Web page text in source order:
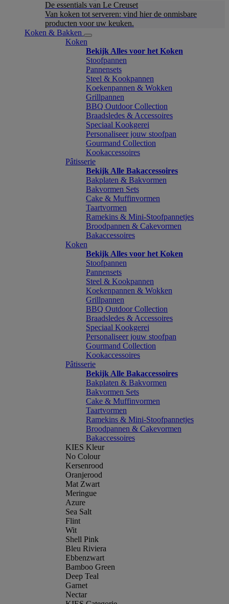
De essentials van Le Creuset
Van koken tot serveren: vind hier de onmisbare
producten voor uw keuken.
Koken & Bakken
Koken
Bekijk Alles voor het Koken
Stoofpannen
Pannensets
Steel & Kookpannen
Koekenpannen & Wokken
Grillpannen
BBQ Outdoor Collection
Braadsledes & Accessoires
Speciaal Kookgerei
Personaliseer jouw stoofpan
Gourmand Collection
Kookaccessoires
Pâtisserie
Bekijk Alle Bakaccessoires
Bakplaten & Bakvormen
Bakvormen Sets
Cake & Muffinvormen
Taartvormen
Ramekins & Mini-Stoofpannetjes
Broodpannen & Cakevormen
Bakaccessoires
Koken
Bekijk Alles voor het Koken
Stoofpannen
Pannensets
Steel & Kookpannen
Koekenpannen & Wokken
Grillpannen
BBQ Outdoor Collection
Braadsledes & Accessoires
Speciaal Kookgerei
Personaliseer jouw stoofpan
Gourmand Collection
Kookaccessoires
Pâtisserie
Bekijk Alle Bakaccessoires
Bakplaten & Bakvormen
Bakvormen Sets
Cake & Muffinvormen
Taartvormen
Ramekins & Mini-Stoofpannetjes
Broodpannen & Cakevormen
Bakaccessoires
KIES Kleur
No Colour
Kersenrood
Oranjerood
Mat Zwart
Meringue
Azure
Sea Salt
Flint
Wit
Shell Pink
Bleu Riviera
Ebbenzwart
Bamboo Green
Deep Teal
Garnet
Nectar